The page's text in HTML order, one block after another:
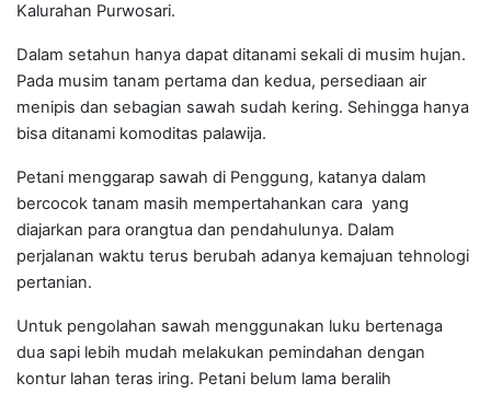
Kalurahan Purwosari.
Dalam setahun hanya dapat ditanami sekali di musim hujan.
Pada musim tanam pertama dan kedua, persediaan air
menipis dan sebagian sawah sudah kering. Sehingga hanya
bisa ditanami komoditas palawija.
Petani menggarap sawah di Penggung, katanya dalam
bercocok tanam masih mempertahankan cara yang
diajarkan para orangtua dan pendahulunya. Dalam
perjalanan waktu terus berubah adanya kemajuan tehnologi
pertanian.
Untuk pengolahan sawah menggunakan luku bertenaga
dua sapi lebih mudah melakukan pemindahan dengan
kontur lahan teras iring. Petani belum lama beralih